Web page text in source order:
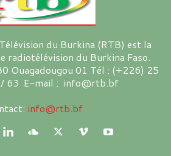
du Burkina (RTB) est la
radiotélévision du Burkina Faso.
Ouagadougou 01 Tél : (+226) 25
63 E-mail : info@rtb.bf
info@rtb.bf